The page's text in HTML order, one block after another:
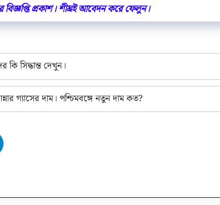
প্রকাশ। শীঘ্রই আবেদন করে ফেলুন।
সিদ্ধান্ত দেখুন।
গ্যাসের দাম। পশ্চিমবঙ্গে নতুন দাম কত?